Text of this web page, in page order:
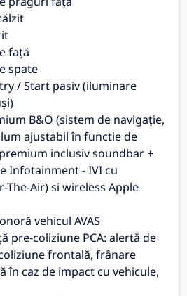
față
spate
/ Start pasiv (iluminare
B&O (sistem de navigație,
ajustabil în functie de
inclusiv soundbar +
Infotainment - IVI cu
The-Air) si wireless Apple
vehicul AVAS
pre-coliziune PCA: alertă de
frontală, frânare
în caz de impact cu vehicule,